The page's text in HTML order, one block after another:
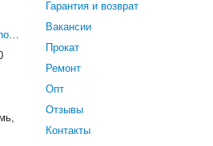
Гарантия и возврат
Вакансии
Прокат
Ремонт
Опт
Отзывы
Контакты